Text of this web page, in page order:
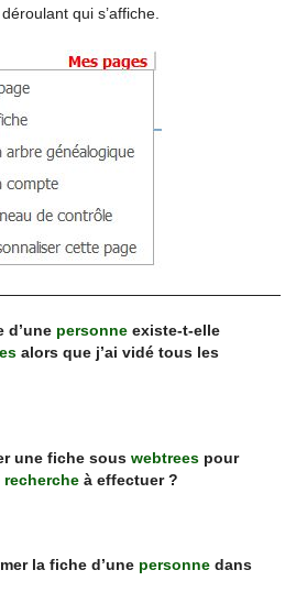
déroulant qui s’affiche.
d’une personne existe-t-elle
alors que j’ai vidé tous les
une fiche souswebtrees pour
recherche à effectuer ?
la fiche d’une personne dans